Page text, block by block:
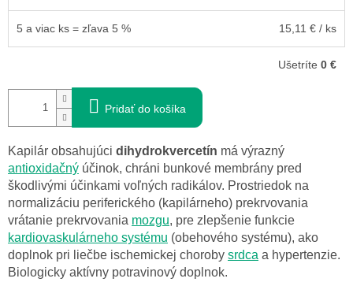
5 a viac ks = zľava 5 % 15,11 € / ks
Ušetríte 0 €
Pridať do košíka
Kapilár obsahujúci dihydrokvercetín má výrazný
antioxidačný účinok, chráni bunkové membrány pred
škodlivými účinkami voľných radikálov. Prostriedok na
normalizáciu periferického (kapilárneho) prekrvovania
vrátanie prekrvovania mozgu, pre zlepšenie funkcie
kardiovaskulárneho systému (obehového systému), ako
doplnok pri liečbe ischemickej choroby srdca a hypertenzie.
Biologicky aktívny potravinový doplnok.